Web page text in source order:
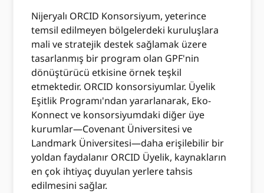
Nijeryalı ORCID Konsorsiyum, yeterince
temsil edilmeyen bölgelerdeki kuruluşlara
mali ve stratejik destek sağlamak üzere
tasarlanmış bir program olan GPF'nin
dönüştürücü etkisine örnek teşkil
etmektedir. ORCID konsorsiyumlar. Üyelik
Eşitlik Programı'ndan yararlanarak, Eko-
Konnect ve konsorsiyumdaki diğer üye
kurumlar—Covenant Üniversitesi ve
Landmark Üniversitesi—daha erişilebilir bir
yoldan faydalanır ORCID Üyelik, kaynakların
en çok ihtiyaç duyulan yerlere tahsis
edilmesini sağlar.